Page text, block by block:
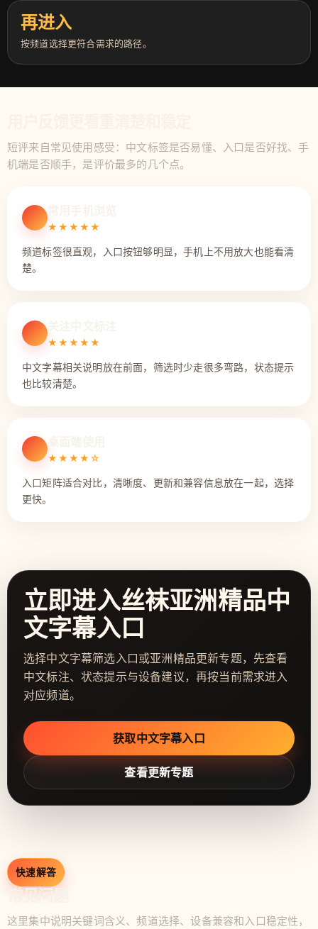
再进入
按频道选择更符合需求的路径。
短评来自常见使用感受：中文标签是否易懂、入口是否好找、手
机端是否顺手，是评价最多的几个点。
★★★★★
频道标签很直观，入口按钮够明显，手机上不用放大也能看清
楚。
★★★★★
中文字幕相关说明放在前面，筛选时少走很多弯路，状态提示
也比较清楚。
★★★★☆
入口矩阵适合对比，清晰度、更新和兼容信息放在一起，选择
更快。
立即进入丝袜亚洲精品中
文字幕入口
选择中文字幕筛选入口或亚洲精品更新专题，先查看
中文标注、状态提示与设备建议，再按当前需求进入
对应频道。
获取中文字幕入口
查看更新专题
快速解答
常见问题
这里集中说明关键词含义、频道选择、设备兼容和入口稳定性，